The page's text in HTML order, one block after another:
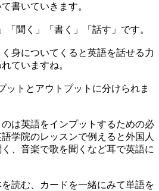
書いていきます。
「聞く」「書く」「話す」です。
身についてくると英語を話せる力
ていますね。
ットとアウトプットに分けられま
のは英語をインプットするための必
学院のレッスンで例えると外国人
、音楽で歌を聞くなど耳で英語に
読む、カードを一緒にみて単語を